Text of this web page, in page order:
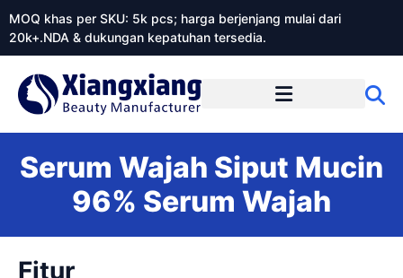
MOQ khas per SKU: 5k pcs; harga berjenjang mulai dari
20k+.NDA & dukungan kepatuhan tersedia.
Serum Wajah Siput Mucin
96% Serum Wajah
Fitur